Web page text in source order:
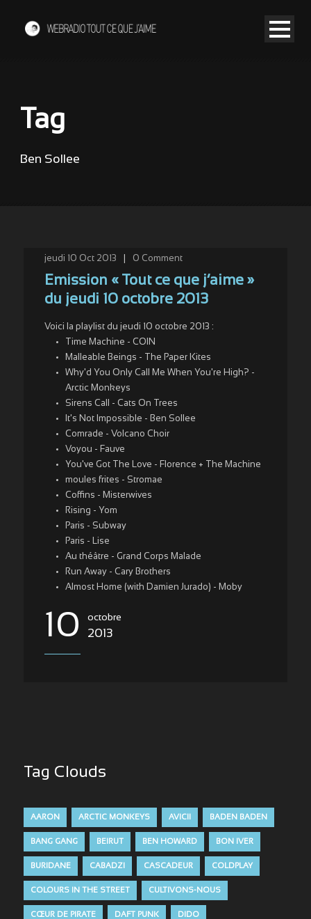
Tag
Ben Sollee
jeudi 10 Oct 2013 0 Comment
Emission « Tout ce que j’aime »
du jeudi 10 octobre 2013
Voici la playlist du jeudi 10 octobre 2013 :
Time Machine - COIN
Malleable Beings - The Paper Kites
Why'd You Only Call Me When You're High? -
Arctic Monkeys
Sirens Call - Cats On Trees
It's Not Impossible - Ben Sollee
Comrade - Volcano Choir
Voyou - Fauve
You've Got The Love - Florence + The Machine
moules frites - Stromae
Coffins - Misterwives
Rising - Yom
Paris - Subway
Paris - Lise
Au théâtre - Grand Corps Malade
Run Away - Cary Brothers
Almost Home (with Damien Jurado) - Moby
10 octobre
2013
Tag Clouds
AARON ARCTIC MONKEYS AVICII BADEN BADEN
BANG GANG BEIRUT BEN HOWARD BON IVER
BURIDANE CABADZI CASCADEUR COLDPLAY
COLOURS IN THE STREET CULTIVONS-NOUS
CŒUR DE PIRATE DAFT PUNK DIDO